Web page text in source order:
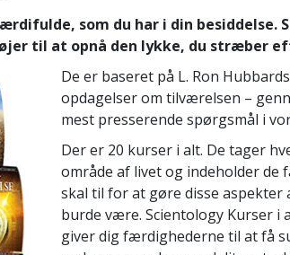
som du har i din besiddelse.
til at opnå den lykke, du stræber
De er baseret på L. Ron
opdagelser om tilværelsen –
mest presserende spørgsmål i
Der er 20 kurser i alt. De tager
område af livet og indeholder de
skal til for at gøre disse
burde være. Scientology Kurser
giver dig færdighederne til at få